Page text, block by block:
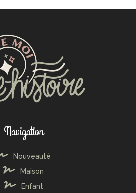
Navigation
Nouveauté
Maison
Enfant